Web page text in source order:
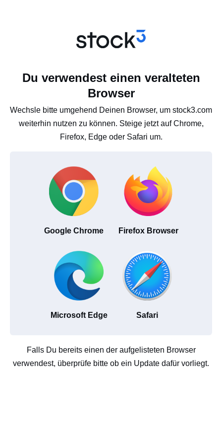
Du verwendest einen veralteten
Browser
Wechsle bitte umgehend Deinen Browser, um stock3.com
weiterhin nutzen zu können. Steige jetzt auf Chrome,
Firefox, Edge oder Safari um.
Google Chrome Firefox Browser
Microsoft Edge Safari
Falls Du bereits einen der aufgelisteten Browser
verwendest, überprüfe bitte ob ein Update dafür vorliegt.